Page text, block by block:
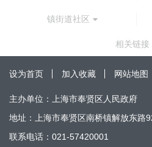
镇街道社区
相关链接
设为首页 加入收藏 网站地图
主办单位：上海市奉贤区人民政府
地址：上海市奉贤区南桥镇解放东路
联系电话：021-57420001